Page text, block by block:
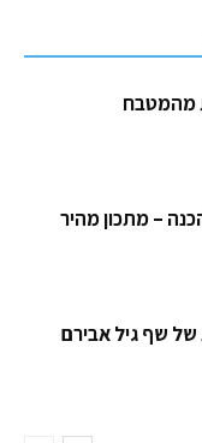
מהמטבח
– מתכון מהיר
שף גיל אבירם